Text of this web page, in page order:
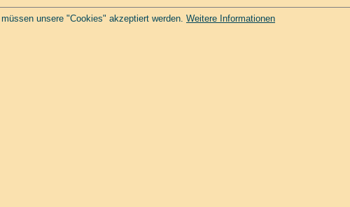
unsere "Cookies" akzeptiert werden. Weitere Informationen